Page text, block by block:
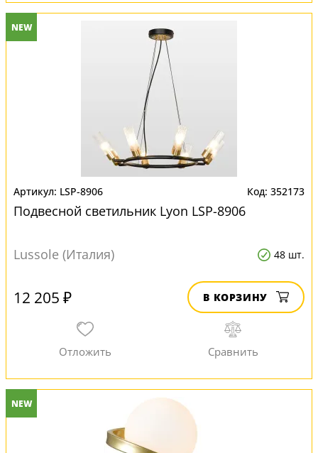
NEW
LSP-8906 352173
Подвесной светильник Lyon LSP-8906
Lussole (Италия) 48 шт.
12 205 ₽ В КОРЗИНУ
NEW